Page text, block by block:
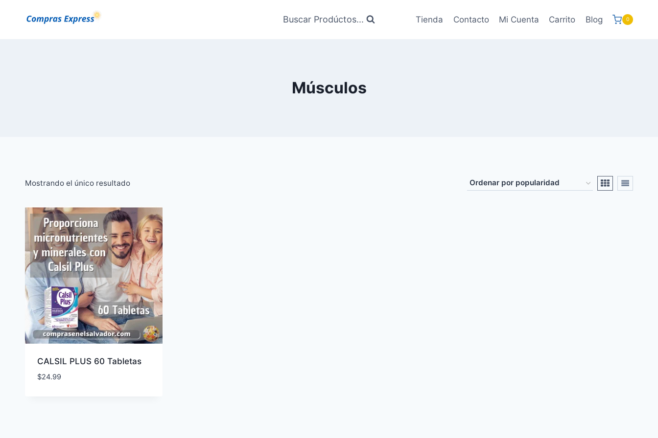
Buscar Prodúctos... Tienda Contacto Mi Cuenta Carrito Blog 0
Músculos
Mostrando el único resultado
CALSIL PLUS 60 Tabletas
$24.99